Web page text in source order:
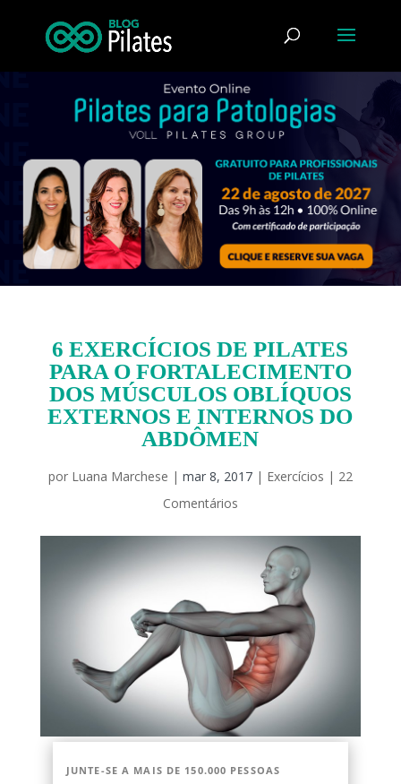
6 EXERCÍCIOS DE PILATES
PARA O FORTALECIMENTO
DOS MÚSCULOS OBLÍQUOS
EXTERNOS E INTERNOS DO
ABDÔMEN
por Luana Marchese | mar 8, 2017| Exercícios | 22
Comentários
JUNTE-SE A MAIS DE 150.000 PESSOAS